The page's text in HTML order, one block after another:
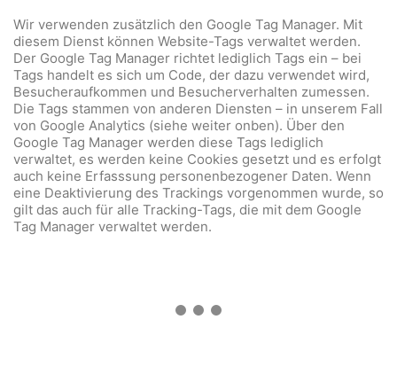
Wir verwenden zusätzlich den Google Tag Manager. Mit
diesem Dienst können Website-Tags verwaltet werden.
Der Google Tag Manager richtet lediglich Tags ein – bei
Tags handelt es sich um Code, der dazu verwendet wird,
Besucheraufkommen und Besucherverhalten zumessen.
Die Tags stammen von anderen Diensten – in unserem Fall
von Google Analytics (siehe weiter onben). Über den
Google Tag Manager werden diese Tags lediglich
verwaltet, es werden keine Cookies gesetzt und es erfolgt
auch keine Erfasssung personenbezogener Daten. Wenn
eine Deaktivierung des Trackings vorgenommen wurde, so
gilt das auch für alle Tracking-Tags, die mit dem Google
Tag Manager verwaltet werden.